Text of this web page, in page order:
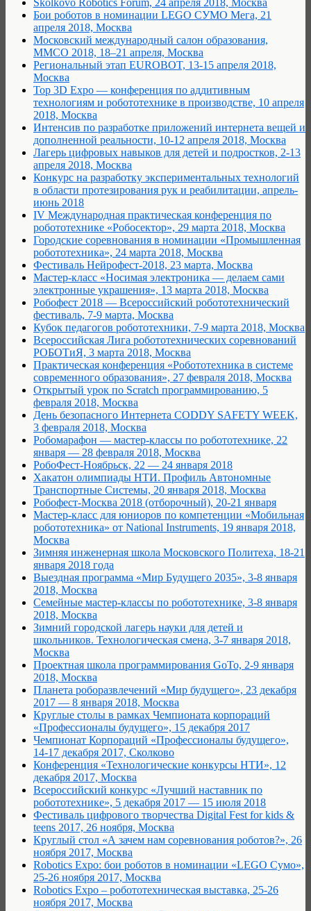
Skolkovo Robotics Forum, 24 апреля 2018, Москва
Бои роботов в номинации LEGO СУМО Мега, 21
апреля 2018, Москва
Московский международный салон образования,
ММСО 2018, 18–21 апреля, Москва
Региональный этап EUROBOT, 13-15 апреля 2018,
Москва
Top 3D Expo — конференция по аддитивным
технологиям и робототехнике в производстве, 10 апреля
2018, Москва
Интенсив по разработке приложений интернета вещей и
дополненной реальности, 10-12 апреля 2018, Москва
Лагерь цифровых навыков для детей и подростков, 2-13
апреля 2018, Москва
Конкурс на разработку экспериментальных технологий
в области протезирования рук и реабилитации, апрель-
июнь 2018
IV Международная практическая конференция по
робототехнике «Робосектор», 29 марта 2018, Москва
Городские соревнования в номинации «Промышленная
робототехника», 24 марта 2018, Москва
Фестиваль Нейрофест-2018, 23 марта, Москва
Мастер-класс «Носимая электроника — делаем сами
электронные украшения», 13 марта 2018, Москва
Робофест 2018 — Всероссийский робототехнический
фестиваль, 7-9 марта, Москва
Кубок педагогов робототехники, 7-9 марта 2018, Москва
Всероссийская Лига робототехнических соревнований
РОБОТиЯ, 3 марта 2018, Москва
Практическая конференция «Робототехника в системе
современного образования», 27 февраля 2018, Москва
Открытый урок по Scratch программированию, 5
февраля 2018, Москва
День безопасного Интернета CODDY SAFETY WEEK,
3 февраля 2018, Москва
Робомарафон — мастер-классы по робототехнике, 22
января — 28 февраля 2018, Москва
РобоФест-Ноябрьск, 22 — 24 января 2018
Хакатон олимпиады НТИ. Профиль Автономные
Транспортные Системы, 20 января 2018, Москва
Робофест-Москва 2018 (отборочный), 20-21 января
Мастер-класс для юниоров по компетенции «Мобильная
робототехника» от National Instruments, 19 января 2018,
Москва
Зимняя инженерная школа Московского Политеха, 18-21
января 2018 года
Выездная программа «Мир Будущего 2035», 3-8 января
2018, Москва
Семейные мастер-классы по робототехнике, 3-8 января
2018, Москва
Зимний городской лагерь науки для детей и
школьников. Технологическая смена, 3-7 января 2018,
Москва
Проектная школа программирования GoTo, 2-9 января
2018, Москва
Планета роборазвлечений «Мир будущего», 23 декабря
2017 — 8 января 2018, Москва
Круглые столы в рамках Чемпионата корпораций
«Профессионалы будущего», 15 декабря 2017
Чемпионат Корпораций «Профессионалы будущего»,
14-17 декабря 2017, Сколково
Конференция «Технологические конкурсы НТИ», 12
декабря 2017, Москва
Всероссийский конкурс «Лучший наставник по
робототехнике», 5 декабря 2017 — 15 июля 2018
Фестиваль цифрового творчества Digital Fest for kids &
teens 2017, 26 ноября, Москва
Круглый стол «А зачем нам соревнования роботов?», 26
ноября 2017, Москва
Robotics Expo: бои роботов в номинации «LEGO Сумо»,
25-26 ноября 2017, Москва
Robotics Expo – робототехническая выставка, 25-26
ноября 2017, Москва